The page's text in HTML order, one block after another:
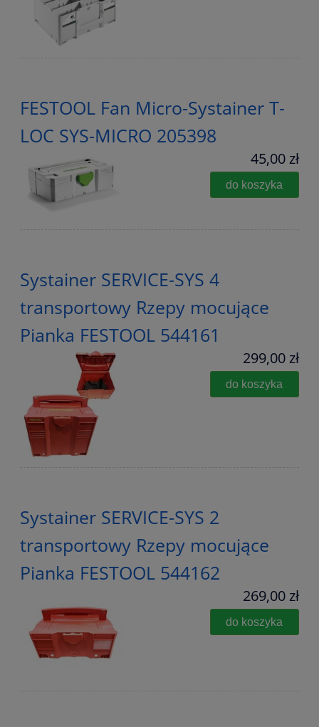
FESTOOL Fan Micro-Systainer T-
LOC SYS-MICRO 205398
45,00 zł
do koszyka
Systainer SERVICE-SYS 4
transportowy Rzepy mocujące
Pianka FESTOOL 544161
299,00 zł
do koszyka
Systainer SERVICE-SYS 2
transportowy Rzepy mocujące
Pianka FESTOOL 544162
269,00 zł
do koszyka